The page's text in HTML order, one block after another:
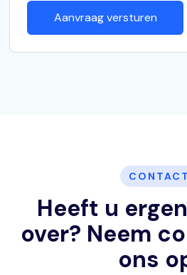
CONTACT
Heeft u
over? Neem
ons